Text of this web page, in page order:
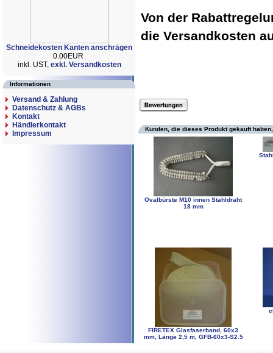
Schneidekosten Kanten anschrägen
0.00EUR
inkl. UST, exkl. Versandkosten
Informationen
Versand & Zahlung
Datenschutz & AGBs
Kontakt
Händlerkontakt
Impressum
Von der
die Versandkosten
Kunden, die dieses Produkt gekauft
Ovalbürste M10 innen Stahldraht
18 mm
FIRETEX Glasfaserband, 60x3
mm, Länge 2,5 m, GFB-60x3-S2.5